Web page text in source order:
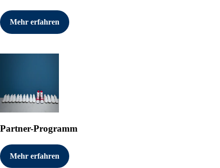
Mehr erfahren
Partner-Programm
Mehr erfahren